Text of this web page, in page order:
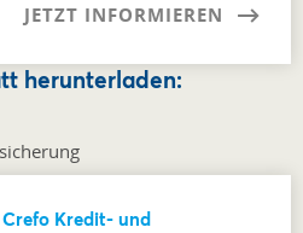
JETZT INFORMIEREN
herunterladen:
Kredit- und